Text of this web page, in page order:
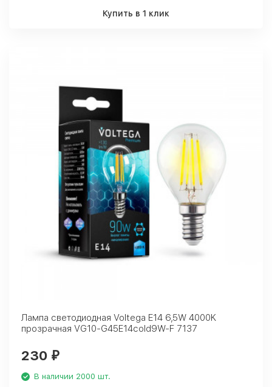
Купить в 1 клик
Лампа светодиодная Voltega E14 6,5W 4000K
прозрачная VG10-G45E14cold9W-F 7137
230 ₽
В наличии 2000 шт.